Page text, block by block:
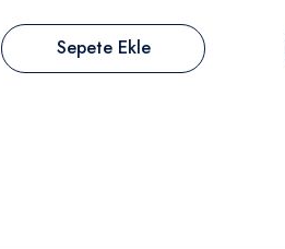
Sepete Ekle